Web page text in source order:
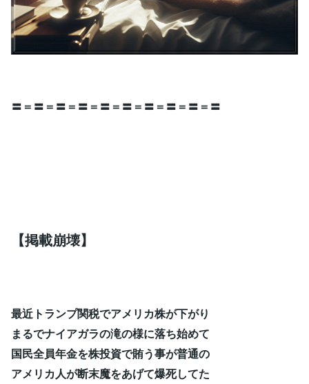
〓＝〓＝〓＝〓＝〓＝〓＝〓＝〓＝〓＝〓
【掲載崩壊】
最近トランプ関税でアメリカ株が下がり
まるでナイアガラの滝の様に落ち始めて
国民全員年金を株投資で賄う事が普通の
アメリカ人が断末魔をあげて爆死してた